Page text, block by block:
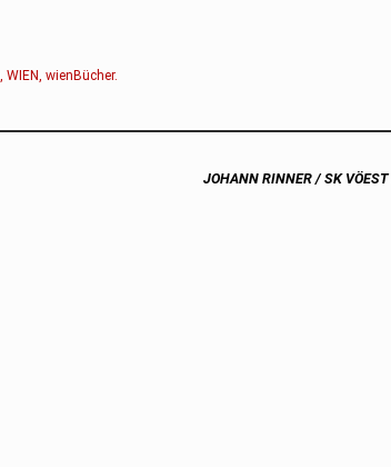
,WIEN ,wienBücher.
Next
JOHANN RINNER / SK